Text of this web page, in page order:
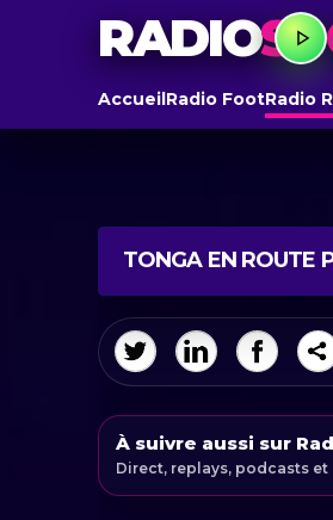
RADIO
AccueilRadio FootRadio
TONGA EN ROUTE
À suivre aussi sur
Direct, replays, podcasts